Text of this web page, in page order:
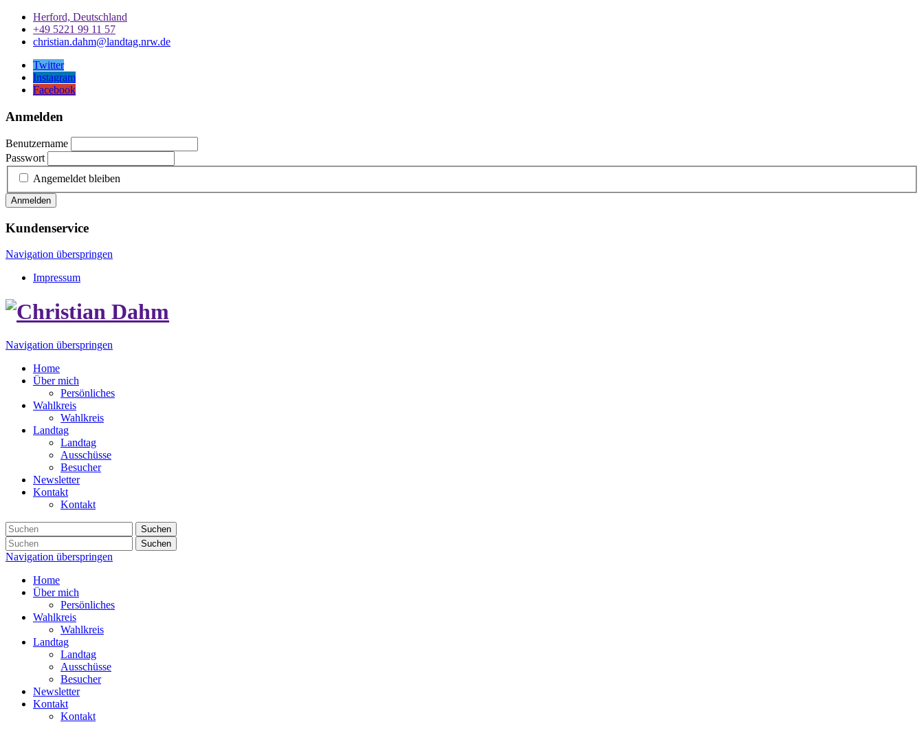
Herford, Deutschland
+49 5221 99 11 57
christian.dahm@landtag.nrw.de
Twitter
Instagram
Facebook
Anmelden
Benutzername
Passwort
Angemeldet bleiben
Anmelden
Kundenservice
Navigation überspringen
Impressum
Navigation überspringen
Home
Über mich
Persönliches
Wahlkreis
Wahlkreis
Landtag
Landtag
Ausschüsse
Besucher
Newsletter
Kontakt
Kontakt
Suchen
Suchen
Navigation überspringen
Home
Über mich
Persönliches
Wahlkreis
Wahlkreis
Landtag
Landtag
Ausschüsse
Besucher
Newsletter
Kontakt
Kontakt